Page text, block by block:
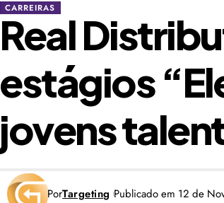
CARREIRAS
Real
estágios
jovens
PorTargeting Publicado em 12 de